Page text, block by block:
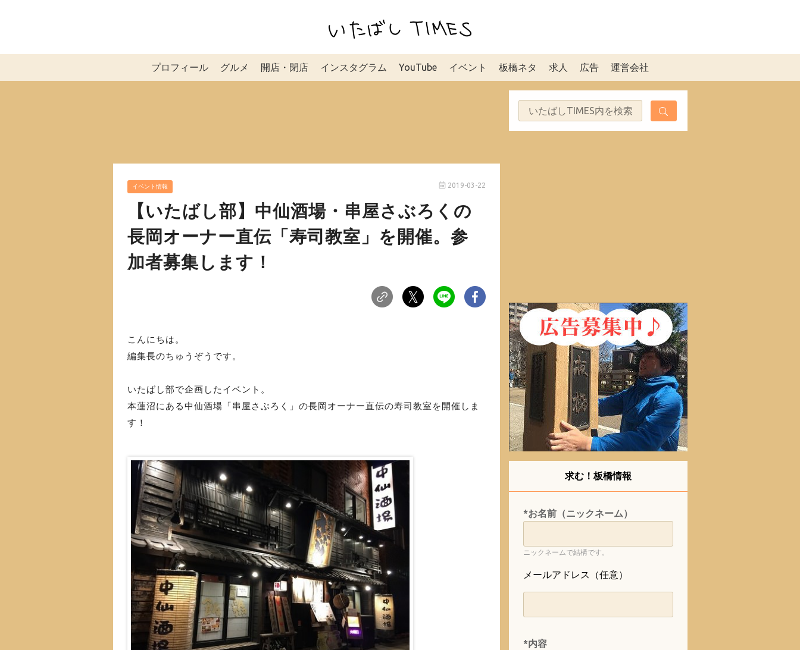
プロフィール グルメ 開店・閉店 インスタグラム YouTube イベント 板橋ネタ 求人 広告 運営会社
イベント情報 2019-03-22
【いたばし部】中仙酒場・串屋さぶろくの
長岡オーナー直伝「寿司教室」を開催。参
加者募集します！
こんにちは。
編集長のちゅうぞうです。
いたばし部で企画したイベント。
本蓮沼にある中仙酒場「串屋さぶろく」の長岡オーナー直伝の寿司教室を開催しま
す！
求む！板橋情報
*お名前（ニックネーム）
ニックネームで結構です。
メールアドレス（任意）
*内容